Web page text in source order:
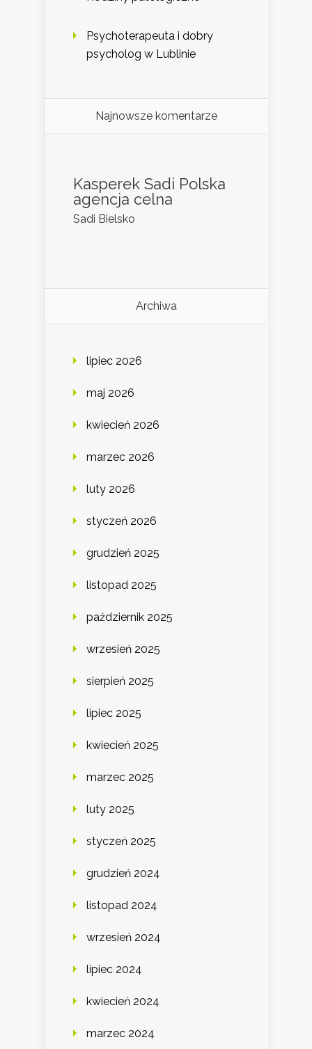
Psychoterapeuta i dobry
psycholog w Lublinie
Najnowsze komentarze
Kasperek Sadi Polska
agencja celna
Sadi Bielsko
Archiwa
lipiec 2026
maj 2026
kwiecień 2026
marzec 2026
luty 2026
styczeń 2026
grudzień 2025
listopad 2025
październik 2025
wrzesień 2025
sierpień 2025
lipiec 2025
kwiecień 2025
marzec 2025
luty 2025
styczeń 2025
grudzień 2024
listopad 2024
wrzesień 2024
lipiec 2024
kwiecień 2024
marzec 2024